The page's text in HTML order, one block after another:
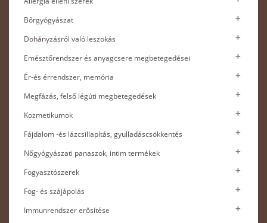
Bőrgyógyászat
Dohányzásról való leszokás
Emésztőrendszer és anyagcsere megbetegedései
Ér-és érrendszer, memória
Megfázás, felső légúti megbetegedések
Kozmetikumok
Fájdalom -és lázcsillapítás, gyulladáscsökkentés
Nőgyógyászati panaszok, intim termékek
Fogyasztószerek
Fog- és szájápolás
Immunrendszer erősítése